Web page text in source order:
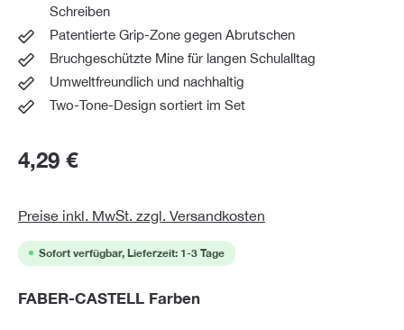
Schreiben
Patentierte Grip-Zone gegen Abrutschen
Bruchgeschützte Mine für langen Schulalltag
Umweltfreundlich und nachhaltig
Two-Tone-Design sortiert im Set
4,29 €
Preise inkl. MwSt. zzgl. Versandkosten
Sofort verfügbar, Lieferzeit: 1-3 Tage
FABER-CASTELL Farbenauswählen